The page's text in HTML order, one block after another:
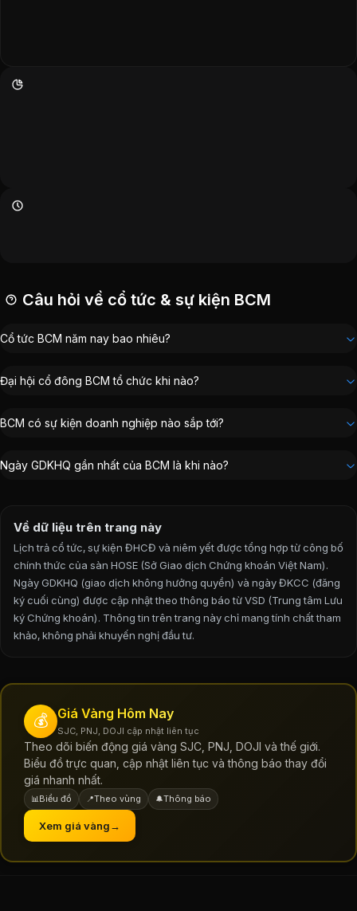
Câu hỏi về cổ tức & sự kiện BCM
Cổ tức BCM năm nay bao nhiêu?
Đại hội cổ đông BCM tổ chức khi nào?
BCM có sự kiện doanh nghiệp nào sắp tới?
Ngày GDKHQ gần nhất của BCM là khi nào?
Về dữ liệu trên trang này
Lịch trả cổ tức, sự kiện ĐHCĐ và niêm yết được tổng hợp từ công bố
chính thức của sàn HOSE (Sở Giao dịch Chứng khoán Việt Nam).
Ngày GDKHQ (giao dịch không hưởng quyền) và ngày ĐKCC (đăng
ký cuối cùng) được cập nhật theo thông báo từ VSD (Trung tâm Lưu
ký Chứng khoán). Thông tin trên trang này chỉ mang tính chất tham
khảo, không phải khuyến nghị đầu tư.
💰 Giá Vàng Hôm Nay
SJC, PNJ, DOJI cập nhật liên tục
Theo dõi biến động giá vàng SJC, PNJ, DOJI và thế giới.
Biểu đồ trực quan, cập nhật liên tục và thông báo thay đổi
giá nhanh nhất.
📊 Biểu đồ 📍Theo vùng 🔔Thông báo
Xem giá vàng→